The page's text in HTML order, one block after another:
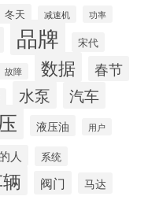
冬天 减速机 功率
品牌 宋代
故障 数据 春节
水泵 汽车
液压油 用户
的人 系统
阀门 马达